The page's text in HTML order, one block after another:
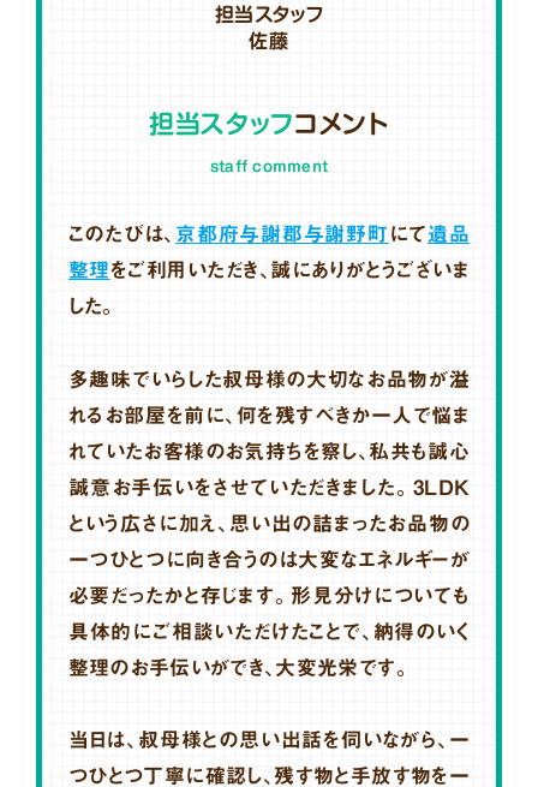
担当スタッフコメント
staff comment
このたびは、 京都府与謝郡与謝野町 にて遺品
整理をご利用いただき、誠にありがとうございま
した。
多趣味でいらした叔母様の大切なお品物が溢
れるお部屋を前に、何を残すべきか一人で悩ま
れていたお客様のお気持ちを察し、私共も誠心
誠意お手伝いをさせていただきました。3LDK
という広さに加え、思い出の詰まったお品物の
一つひとつに向き合うのは大変なエネルギーが
必要だったかと存じます。形見分けについても
具体的にご相談いただけたことで、納得のいく
整理のお手伝いができ、大変光栄です。
当日は、叔母様との思い出話を伺いながら、一
つひとつ丁寧に確認し、残す物と手放す物を一
担当スタッフ
佐藤